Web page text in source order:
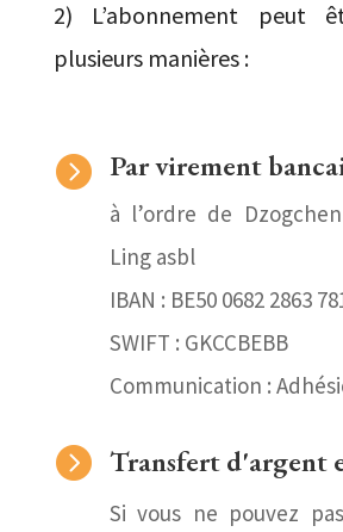
2) L’abonnement peut
plusieurs manières :
 Par virement
à l’ordre de
Ling asbl
IBAN : BE50 0682 2863
SWIFT : GKCCBEBB
Communication :
 Transfert d'argent
Si vous ne pouvez